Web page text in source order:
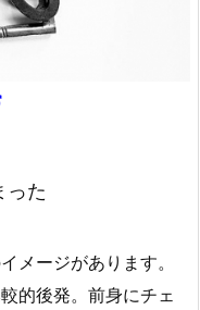
った
メージがあります。
的後発。前身にチェ